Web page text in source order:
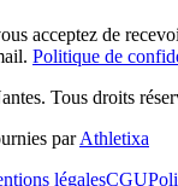
acceptez de
Politique de
. Tous droits
par Athletixa
légalesCGU